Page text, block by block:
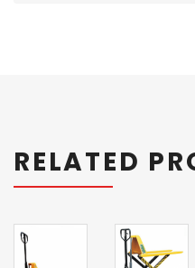
RELATED